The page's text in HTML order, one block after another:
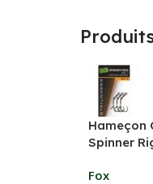
Hameçon
Spinner
Fox